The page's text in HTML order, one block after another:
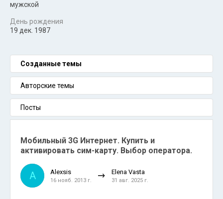
мужской
День рождения
19 дек. 1987
Созданные темы
Авторские темы
Посты
Мобильный 3G Интернет. Купить и
активировать сим-карту. Выбор оператора.
A Alexsis
16 нояб. 2013 г.
Elena Vasta
31 авг. 2025 г.